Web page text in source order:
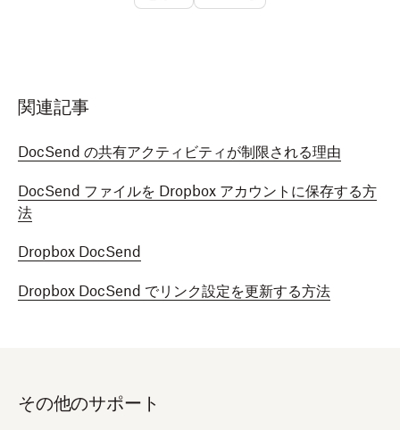
関連記事
DocSend の共有アクティビティが制限される理由
DocSend ファイルを Dropbox アカウントに保存する方
法
Dropbox DocSend
Dropbox DocSend でリンク設定を更新する方法
その他のサポート